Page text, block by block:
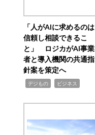
「人がAIに求めるのは
信頼し相談できるこ
と」 ロジカがAI事業
者と導入機関の共通指
針案を策定へ
デジもの ビジネス